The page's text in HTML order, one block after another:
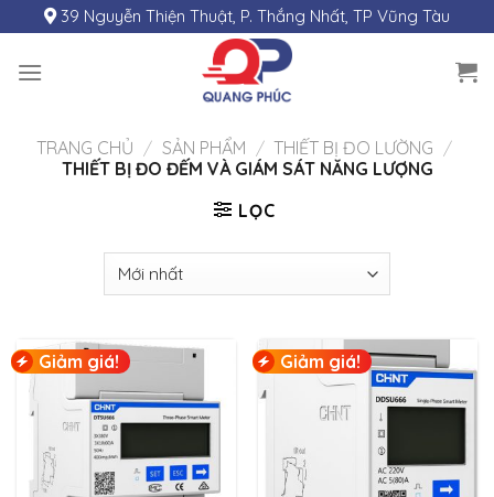
to
content
39 Nguyễn Thiện Thuật, P. Thắng Nhất, TP Vũng Tàu
TRANG CHỦ / SẢN PHẨM / THIẾT BỊ ĐO LƯỜNG /
THIẾT BỊ ĐO ĐẾM VÀ GIÁM SÁT NĂNG LƯỢNG
LỌC
Giảm giá! Giảm giá!